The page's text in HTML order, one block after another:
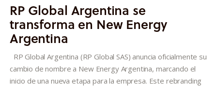
Proyectos
Informes
Quiénes somos
RP Global Argentina se
transforma en New Energy
Argentina
RP Global Argentina (RP Global SAS) anuncia oficialmente su
cambio de nombre a New Energy Argentina, marcando el
inicio de una nueva etapa para la empresa. Este rebranding